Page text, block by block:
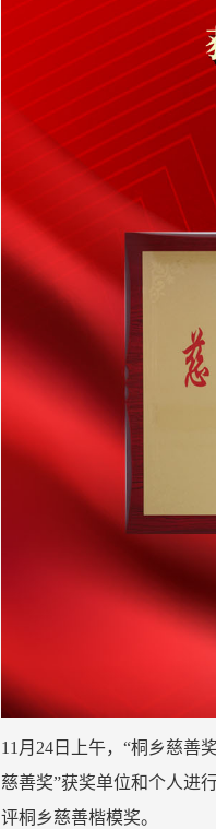
11月24日上午，“桐乡慈善
慈善奖”获奖单位和个人进
评桐乡慈善楷模奖。